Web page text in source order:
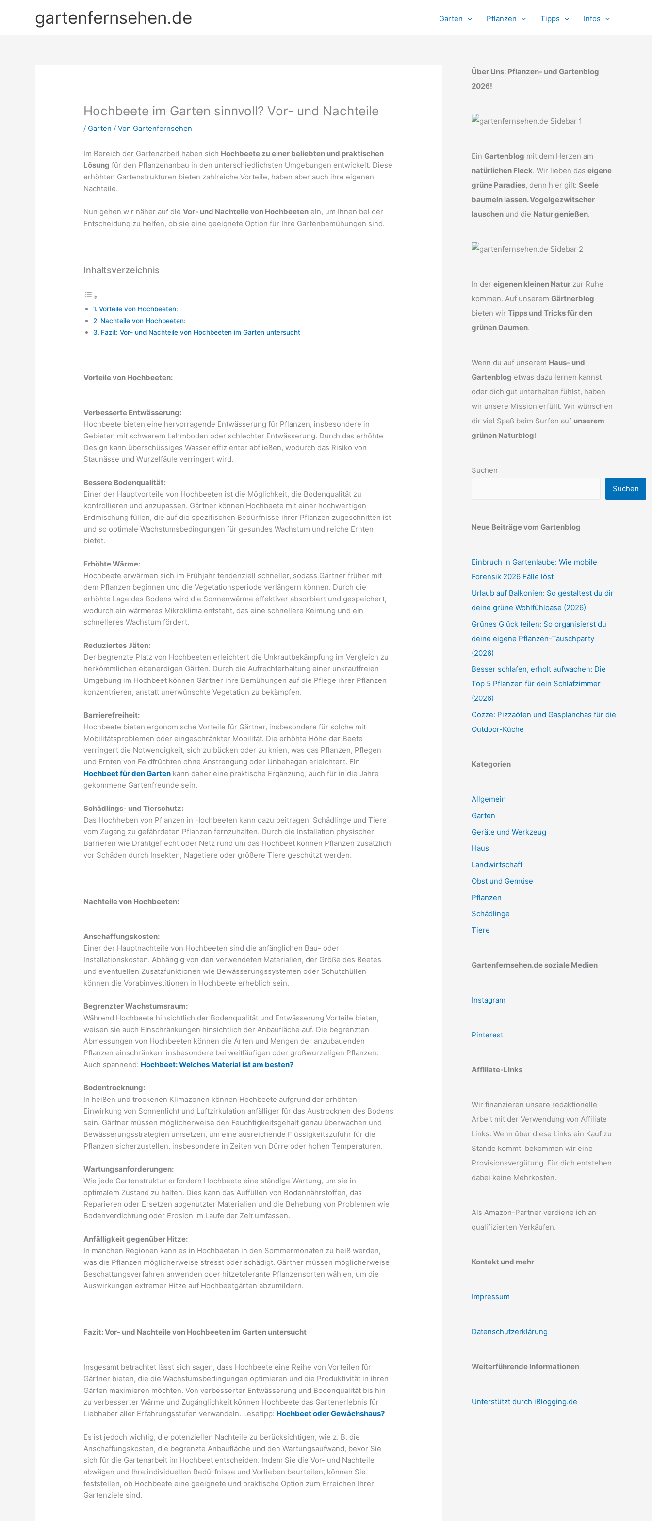
gartenfernsehen.de Garten Pflanzen Tipps Infos
Hochbeete im Garten sinnvoll? Vor- und Nachteile
/ Garten / Von Gartenfernsehen
Im Bereich der Gartenarbeit haben sich Hochbeete zu einer beliebten und praktischen
Lösung für den Pflanzenanbau in den unterschiedlichsten Umgebungen entwickelt. Diese
erhöhten Gartenstrukturen bieten zahlreiche Vorteile, haben aber auch ihre eigenen
Nachteile.
Nun gehen wir näher auf dieVor- und Nachteile von Hochbeeten ein, um Ihnen bei der
Entscheidung zu helfen, ob sie eine geeignete Option für Ihre Gartenbemühungen sind.
Inhaltsverzeichnis
Vorteile von Hochbeeten:
Nachteile von Hochbeeten:
Fazit: Vor- und Nachteile von Hochbeeten im Garten untersucht
Vorteile von Hochbeeten:
Verbesserte Entwässerung:
Hochbeete bieten eine hervorragende Entwässerung für Pflanzen, insbesondere in
Gebieten mit schwerem Lehmboden oder schlechter Entwässerung. Durch das erhöhte
Design kann überschüssiges Wasser effizienter abfließen, wodurch das Risiko von
Staunässe und Wurzelfäule verringert wird.
Bessere Bodenqualität:
Einer der Hauptvorteile von Hochbeeten ist die Möglichkeit, die Bodenqualität zu
kontrollieren und anzupassen. Gärtner können Hochbeete mit einer hochwertigen
Erdmischung füllen, die auf die spezifischen Bedürfnisse ihrer Pflanzen zugeschnitten ist
und so optimale Wachstumsbedingungen für gesundes Wachstum und reiche Ernten
bietet.
Erhöhte Wärme:
Hochbeete erwärmen sich im Frühjahr tendenziell schneller, sodass Gärtner früher mit
dem Pflanzen beginnen und die Vegetationsperiode verlängern können. Durch die
erhöhte Lage des Bodens wird die Sonnenwärme effektiver absorbiert und gespeichert,
wodurch ein wärmeres Mikroklima entsteht, das eine schnellere Keimung und ein
schnelleres Wachstum fördert.
Reduziertes Jäten:
Der begrenzte Platz von Hochbeeten erleichtert die Unkrautbekämpfung im Vergleich zu
herkömmlichen ebenerdigen Gärten. Durch die Aufrechterhaltung einer unkrautfreien
Umgebung im Hochbeet können Gärtner ihre Bemühungen auf die Pflege ihrer Pflanzen
konzentrieren, anstatt unerwünschte Vegetation zu bekämpfen.
Barrierefreiheit:
Hochbeete bieten ergonomische Vorteile für Gärtner, insbesondere für solche mit
Mobilitätsproblemen oder eingeschränkter Mobilität. Die erhöhte Höhe der Beete
verringert die Notwendigkeit, sich zu bücken oder zu knien, was das Pflanzen, Pflegen
und Ernten von Feldfrüchten ohne Anstrengung oder Unbehagen erleichtert. Ein
Hochbeet für den Garten kann daher eine praktische Ergänzung, auch für in die Jahre
gekommene Gartenfreunde sein.
Schädlings- und Tierschutz:
Das Hochheben von Pflanzen in Hochbeeten kann dazu beitragen, Schädlinge und Tiere
vom Zugang zu gefährdeten Pflanzen fernzuhalten. Durch die Installation physischer
Barrieren wie Drahtgeflecht oder Netz rund um das Hochbeet können Pflanzen zusätzlich
vor Schäden durch Insekten, Nagetiere oder größere Tiere geschützt werden.
Nachteile von Hochbeeten:
Anschaffungskosten:
Einer der Hauptnachteile von Hochbeeten sind die anfänglichen Bau- oder
Installationskosten. Abhängig von den verwendeten Materialien, der Größe des Beetes
und eventuellen Zusatzfunktionen wie Bewässerungssystemen oder Schutzhüllen
können die Vorabinvestitionen in Hochbeete erheblich sein.
Begrenzter Wachstumsraum:
Während Hochbeete hinsichtlich der Bodenqualität und Entwässerung Vorteile bieten,
weisen sie auch Einschränkungen hinsichtlich der Anbaufläche auf. Die begrenzten
Abmessungen von Hochbeeten können die Arten und Mengen der anzubauenden
Pflanzen einschränken, insbesondere bei weitläufigen oder großwurzeligen Pflanzen.
Auch spannend: Hochbeet: Welches Material ist am besten?
Bodentrocknung:
In heißen und trockenen Klimazonen können Hochbeete aufgrund der erhöhten
Einwirkung von Sonnenlicht und Luftzirkulation anfälliger für das Austrocknen des Bodens
sein. Gärtner müssen möglicherweise den Feuchtigkeitsgehalt genau überwachen und
Bewässerungsstrategien umsetzen, um eine ausreichende Flüssigkeitszufuhr für die
Pflanzen sicherzustellen, insbesondere in Zeiten von Dürre oder hohen Temperaturen.
Wartungsanforderungen:
Wie jede Gartenstruktur erfordern Hochbeete eine ständige Wartung, um sie in
optimalem Zustand zu halten. Dies kann das Auffüllen von Bodennährstoffen, das
Reparieren oder Ersetzen abgenutzter Materialien und die Behebung von Problemen wie
Bodenverdichtung oder Erosion im Laufe der Zeit umfassen.
Anfälligkeit gegenüber Hitze:
In manchen Regionen kann es in Hochbeeten in den Sommermonaten zu heiß werden,
was die Pflanzen möglicherweise stresst oder schädigt. Gärtner müssen möglicherweise
Beschattungsverfahren anwenden oder hitzetolerante Pflanzensorten wählen, um die
Auswirkungen extremer Hitze auf Hochbeetgärten abzumildern.
Fazit: Vor- und Nachteile von Hochbeeten im Garten untersucht
Insgesamt betrachtet lässt sich sagen, dass Hochbeete eine Reihe von Vorteilen für
Gärtner bieten, die die Wachstumsbedingungen optimieren und die Produktivität in ihren
Gärten maximieren möchten. Von verbesserter Entwässerung und Bodenqualität bis hin
zu verbesserter Wärme und Zugänglichkeit können Hochbeete das Gartenerlebnis für
Liebhaber aller Erfahrungsstufen verwandeln. Lesetipp: Hochbeet oder Gewächshaus?
Es ist jedoch wichtig, die potenziellen Nachteile zu berücksichtigen, wie z. B. die
Anschaffungskosten, die begrenzte Anbaufläche und den Wartungsaufwand, bevor Sie
sich für die Gartenarbeit im Hochbeet entscheiden. Indem Sie die Vor- und Nachteile
abwägen und Ihre individuellen Bedürfnisse und Vorlieben beurteilen, können Sie
feststellen, ob Hochbeete eine geeignete und praktische Option zum Erreichen Ihrer
Gartenziele sind.
Über Uns: Pflanzen- und Gartenblog
2026!
Ein Gartenblog mit dem Herzen am
natürlichen Fleck. Wir lieben das eigene
grüne Paradies, denn hier gilt: Seele
baumeln lassen. Vogelgezwitscher
lauschen und die Natur genießen.
In der eigenen kleinen Natur zur Ruhe
kommen. Auf unserem Gärtnerblog
bieten wir Tipps und Tricks für den
grünen Daumen.
Wenn du auf unserem Haus- und
Gartenblog etwas dazu lernen kannst
oder dich gut unterhalten fühlst, haben
wir unsere Mission erfüllt. Wir wünschen
dir viel Spaß beim Surfen auf unserem
grünen Naturblog!
Suchen
Suchen
Neue Beiträge vom Gartenblog
Einbruch in Gartenlaube: Wie mobile
Forensik 2026 Fälle löst
Urlaub auf Balkonien: So gestaltest du dir
deine grüne Wohlfühloase (2026)
Grünes Glück teilen: So organisierst du
deine eigene Pflanzen-Tauschparty
(2026)
Besser schlafen, erholt aufwachen: Die
Top 5 Pflanzen für dein Schlafzimmer
(2026)
Cozze: Pizzaöfen und Gasplanchas für die
Outdoor-Küche
Kategorien
Allgemein
Garten
Geräte und Werkzeug
Haus
Landwirtschaft
Obst und Gemüse
Pflanzen
Schädlinge
Tiere
Gartenfernsehen.de soziale Medien
Instagram
Pinterest
Affiliate-Links
Wir finanzieren unsere redaktionelle
Arbeit mit der Verwendung von Affiliate
Links. Wenn über diese Links ein Kauf zu
Stande kommt, bekommen wir eine
Provisionsvergütung. Für dich entstehen
dabei keine Mehrkosten.
Als Amazon-Partner verdiene ich an
qualifizierten Verkäufen.
Kontakt und mehr
Impressum
Datenschutzerklärung
Weiterführende Informationen
Unterstützt durch iBlogging.de